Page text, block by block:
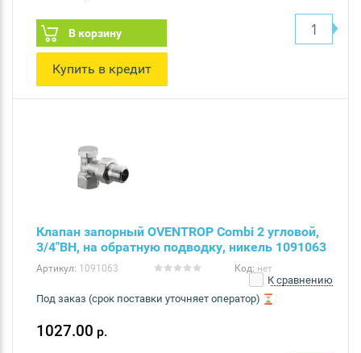
В корзину
Купить в кредит
Клапан запорный OVENTROP Combi 2 угловой,
3/4"ВН, на обратную подводку, никель 1091063
Артикул: 1091063 Код: нет
К сравнению
Под заказ (срок поставки уточняет оператор)
1027.00 р.